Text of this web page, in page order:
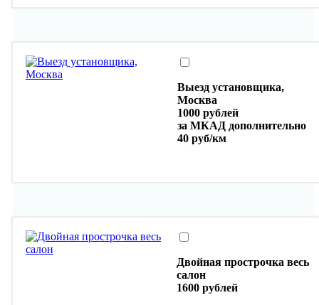
Выезд установщика,
Москва
1000 рублей
за МКАД дополнительно
40 руб/км
Двойная прострочка весь
салон
1600 рублей